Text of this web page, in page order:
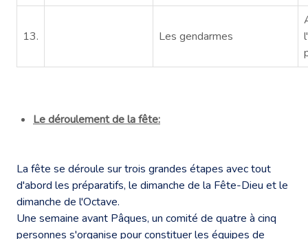
13. Les gendarmes
Le déroulement de la fête:
La fête se déroule sur trois grandes étapes avec tout
d'abord les préparatifs, le dimanche de la Fête-Dieu et le
dimanche de l'Octave.
Une semaine avant Pâques, un comité de quatre à cinq
personnes s'organise pour constituer les équipes de